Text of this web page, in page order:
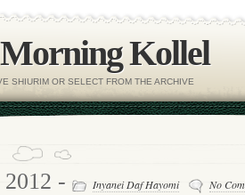
Kollel
SHIURIM OR SELECT FROM THE ARCHIVE
- Inyanei Daf Hayomi No